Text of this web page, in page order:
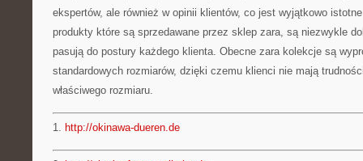
ekspertów, ale również w opinii klientów, co jest wyjątkowo
produkty które są sprzedawane przez sklep zara, są niezwykle
pasują do postury każdego klienta. Obecne zara kolekcje są
standardowych rozmiarów, dzięki czemu klienci nie mają
właściwego rozmiaru.
1. http://okinawa-dueren.de